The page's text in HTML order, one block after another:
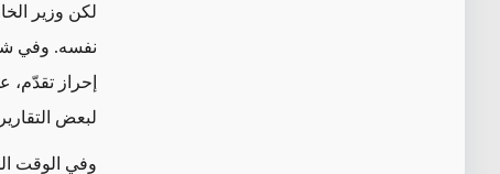
لكن وزير
نفسه. وفي
إحراز تقدّم،
لبعض
وفي الوقت